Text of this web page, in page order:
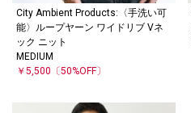
City Ambient Products:〈手洗い可
能〉ループヤーン ワイドリブ Vネ
ック ニット
MEDIUM
￥5,500 〔50%OFF〕